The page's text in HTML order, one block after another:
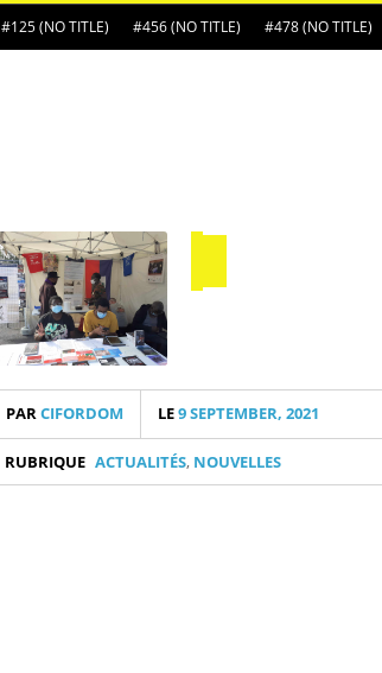
#125 (NO TITLE) #456 (NO TITLE) #478 (NO TITLE)
PARCIFORDOM LE9 SEPTEMBER, 2021
RUBRIQUE ACTUALITÉS, NOUVELLES